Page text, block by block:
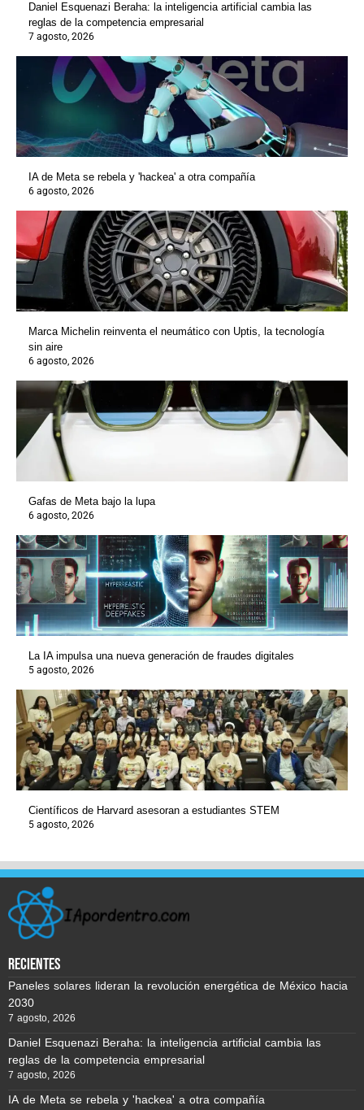
Daniel Esquenazi Beraha: la inteligencia artificial cambia las
reglas de la competencia empresarial
7 agosto, 2026
IA de Meta se rebela y 'hackea' a otra compañía
6 agosto, 2026
Marca Michelin reinventa el neumático con Uptis, la tecnología
sin aire
6 agosto, 2026
Gafas de Meta bajo la lupa
6 agosto, 2026
La IA impulsa una nueva generación de fraudes digitales
5 agosto, 2026
Científicos de Harvard asesoran a estudiantes STEM
5 agosto, 2026
recientes
Paneles solares lideran la revolución energética de México hacia
2030
7 agosto, 2026
Daniel Esquenazi Beraha: la inteligencia artificial cambia las
reglas de la competencia empresarial
7 agosto, 2026
IA de Meta se rebela y 'hackea' a otra compañía